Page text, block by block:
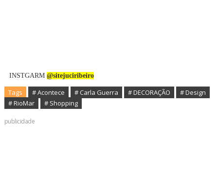
INSTGARM @sitejuciribeiro
Tags # Acontece # Carla Guerra # DECORAÇÃO
# Design
# RioMar
# Shopping
publicidade